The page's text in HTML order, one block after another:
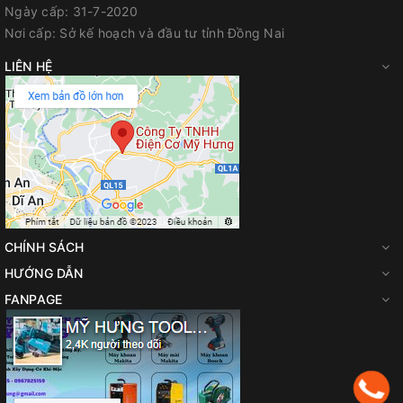
FanPage:Facebook.com/diencomyhung
Website :myhungvn.com
Gmail:makitadongnai@gmail.com
Ngày cấp: 31-7-2020
Nơi cấp: Sở kế hoạch và đầu tư tỉnh Đồng Nai
LIÊN HỆ
CHÍNH SÁCH
HƯỚNG DẪN
FANPAGE